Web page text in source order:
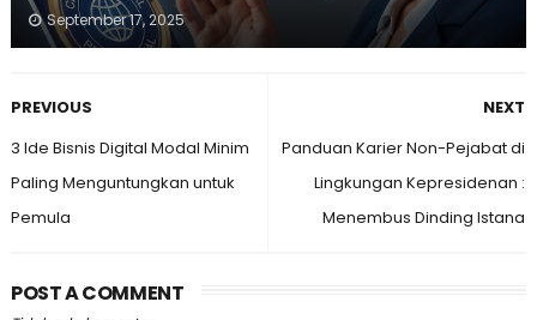
September 17, 2025
NEXT
Panduan Karier Non-Pejabat di
Lingkungan Kepresidenan :
Menembus Dinding Istana
PREVIOUS
3 Ide Bisnis Digital Modal Minim
Paling Menguntungkan untuk
Pemula
POST A COMMENT